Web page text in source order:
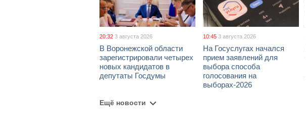
20:32 3 августа 2026
В Воронежской области
зарегистрировали четырех
новых кандидатов в
депутаты Госдумы
10:45 3 августа 2026
На Госуслугах начался
прием заявлений для
выбора способа
голосования на
выборах-2026
Ещё новости